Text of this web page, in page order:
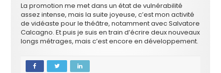
La promotion me met dans un état de vulnérabilité
assez intense, mais la suite joyeuse, c’est mon activité
de vidéaste pour le théâtre, notamment avec Salvatore
Calcagno. Et puis je suis en train d’écrire deux nouveaux
longs métrages, mais c’est encore en développement.